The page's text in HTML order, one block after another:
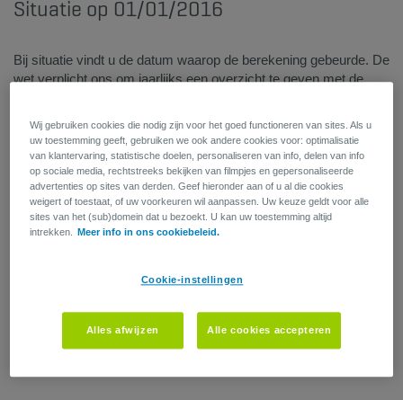
Situatie op 01/01/2016
Bij situatie vindt u de datum waarop de berekening gebeurde. De
wet verplicht ons om jaarlijks een overzicht te geven met de
Wij gebruiken cookies die nodig zijn voor het goed functioneren van sites. Als u
uw toestemming geeft, gebruiken we ook andere cookies voor: optimalisatie
van klantervaring, statistische doelen, personaliseren van info, delen van info
op sociale media, rechtstreeks bekijken van filmpjes en gepersonaliseerde
advertenties op sites van derden. Geef hieronder aan of u al die cookies
weigert of toestaat, of uw voorkeuren wil aanpassen. Uw keuze geldt voor alle
sites van het (sub)domein dat u bezoekt. U kan uw toestemming altijd
intrekken. Meer info in ons cookiebeleid.
Cookie-instellingen
Alles afwijzen Alle cookies accepteren